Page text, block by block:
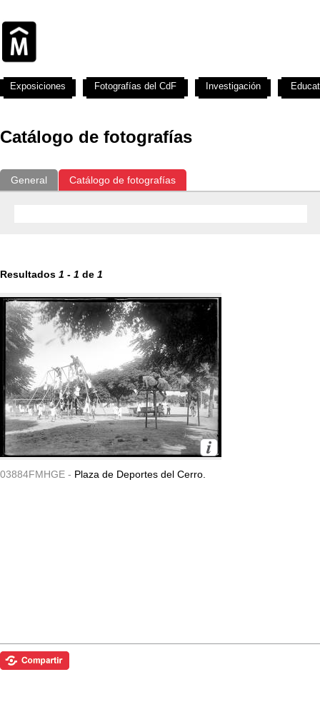
Catálogo de fotografías
General Catálogo de fotografías
Resultados 1 - 1 de 1
03884FMHGE - Plaza de Deportes del Cerro.
Exposiciones Fotografías del CdF Investigación